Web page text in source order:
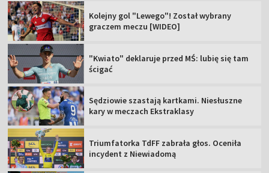
Kolejny gol "Lewego"! Został wybrany
graczem meczu [WIDEO]
"Kwiato" deklaruje przed MŚ: lubię się tam
ścigać
Sędziowie szastają kartkami. Niesłuszne
kary w meczach Ekstraklasy
Triumfatorka TdFF zabrała głos. Oceniła
incydent z Niewiadomą